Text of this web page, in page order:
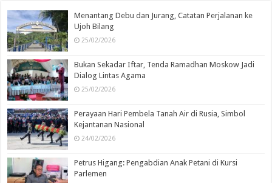
Menantang Debu dan Jurang, Catatan Perjalanan ke
Ujoh Bilang
25/02/2026
Bukan Sekadar Iftar, Tenda Ramadhan Moskow Jadi
Dialog Lintas Agama
25/02/2026
Perayaan Hari Pembela Tanah Air di Rusia, Simbol
Kejantanan Nasional
24/02/2026
Petrus Higang: Pengabdian Anak Petani di Kursi
Parlemen